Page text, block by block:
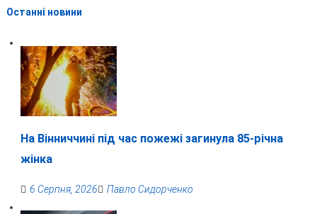
Останні новини
На Вінниччині під час пожежі загинула 85-річна
жінка
6 Серпня, 2026 Павло Сидорченко